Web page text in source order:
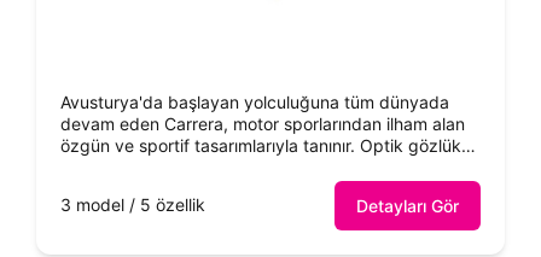
Avusturya'da başlayan yolculuğuna tüm dünyada
devam eden Carrera, motor sporlarından ilham alan
özgün ve sportif tasarımlarıyla tanınır. Optik gözlük
3 model / 5 özellik
Detayları Gör